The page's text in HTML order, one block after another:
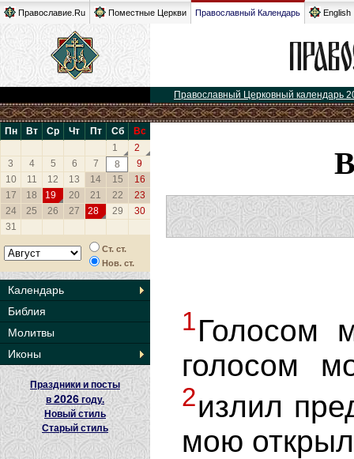
Православие.Ru Поместные Церкви Православный Календарь English
Православный Церковный календарь
Пн Вт Ср Чт Пт Сб
Вс
1
2
3
4 5 6 7 8
9
10
11 12 13 14 15
16
17
18 19 20 21 22
23
24
25 26 27 28 29
30
31
Ст. ст.
Нов. ст.
Календарь
Библия
Молитвы
Иконы
Праздники и посты
в2026 году.
Новый стиль
Старый стиль
1Голосом
голосом
2излил
мою